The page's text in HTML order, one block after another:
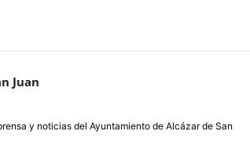
Juan
y noticias del Ayuntamiento de Alcázar de San